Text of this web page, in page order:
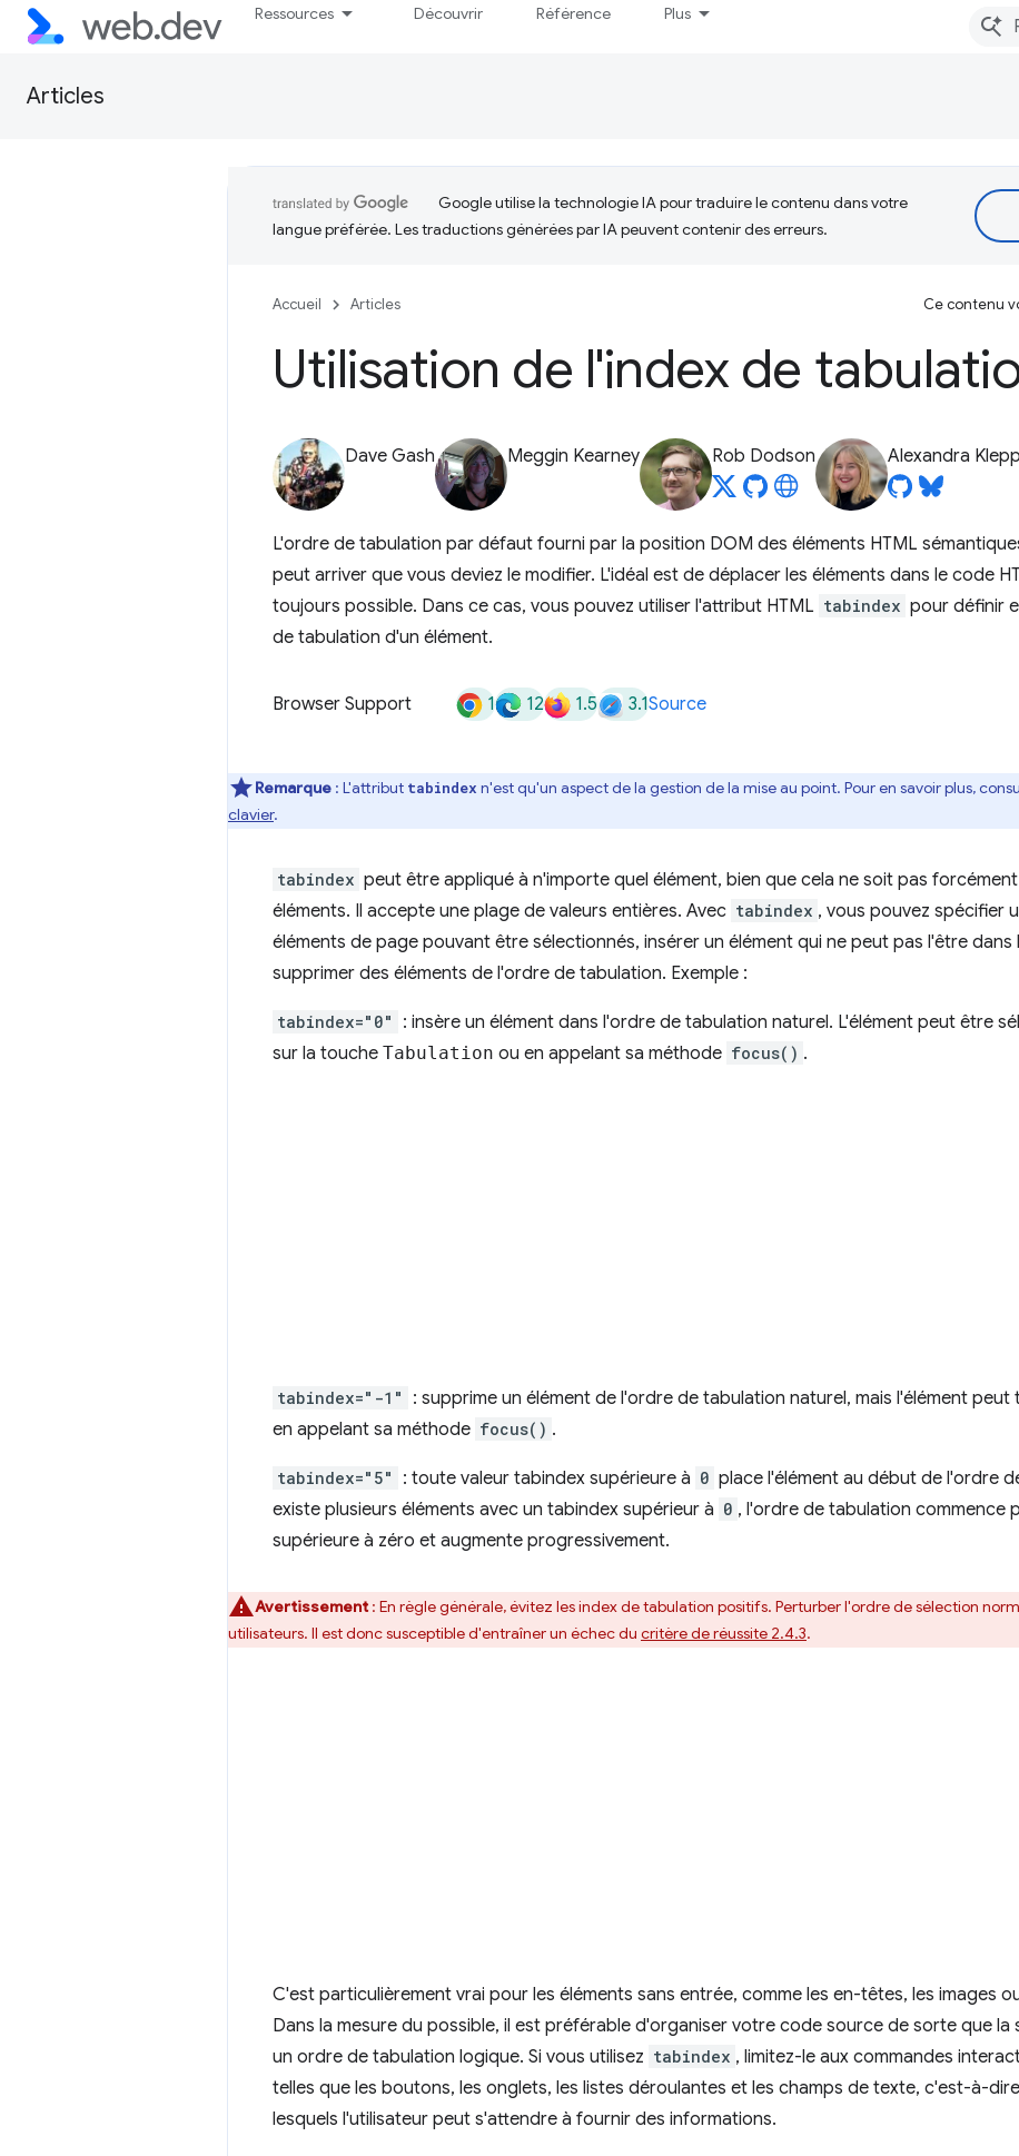
Ressources Découvrir Référence Plus
Articles
Google utilise la technologie IA pour traduire le contenu dans votre
langue préférée. Les traductions générées par IA peuvent contenir des erreurs.
Accueil Articles Ce contenu
Utilisation de l'index de
Dave Gash Meggin Kearney Rob Dodson Alexandra
L'ordre de tabulation par défaut fourni par la position DOM des éléments HTML
peut arriver que vous deviez le modifier. L'idéal est de déplacer les éléments dans le code
toujours possible. Dans ce cas, vous pouvez utiliser l'attribut HTML tabindex pour définir
de tabulation d'un élément.
Browser Support 1 12 1.5 3.1Source
Remarque : L'attribut tabindex n'est qu'un aspect de la gestion de la mise au point. Pour en savoir plus,
clavier.
tabindex peut être appliqué à n'importe quel élément, bien que cela ne soit pas
éléments. Il accepte une plage de valeurs entières. Avec tabindex , vous pouvez spécifier
éléments de page pouvant être sélectionnés, insérer un élément qui ne peut pas l'être
supprimer des éléments de l'ordre de tabulation. Exemple :
tabindex="0"
: insère un élément dans l'ordre de tabulation naturel. L'élément peut être
sur la touche Tabulation ou en appelant sa méthode focus() .
tabindex="-1"
: supprime un élément de l'ordre de tabulation naturel, mais l'élément
en appelant sa méthode focus() .
tabindex="5" : toute valeur tabindex supérieure à 0 place l'élément au début de l'ordre
existe plusieurs éléments avec un tabindex supérieur à 0 , l'ordre de tabulation commence
supérieure à zéro et augmente progressivement.
Avertissement: En règle générale, évitez les index de tabulation positifs. Perturber l'ordre de sélection
utilisateurs. Il est donc susceptible d'entraîner un échec du critère de réussite 2.4.3.
C'est particulièrement vrai pour les éléments sans entrée, comme les en-têtes, les images
Dans la mesure du possible, il est préférable d'organiser votre code source de sorte que la
un ordre de tabulation logique. Si vous utilisez tabindex , limitez-le aux commandes
telles que les boutons, les onglets, les listes déroulantes et les champs de texte, c'est-à-
lesquels l'utilisateur peut s'attendre à fournir des informations.